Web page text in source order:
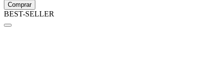
Comprar
BEST-SELLER